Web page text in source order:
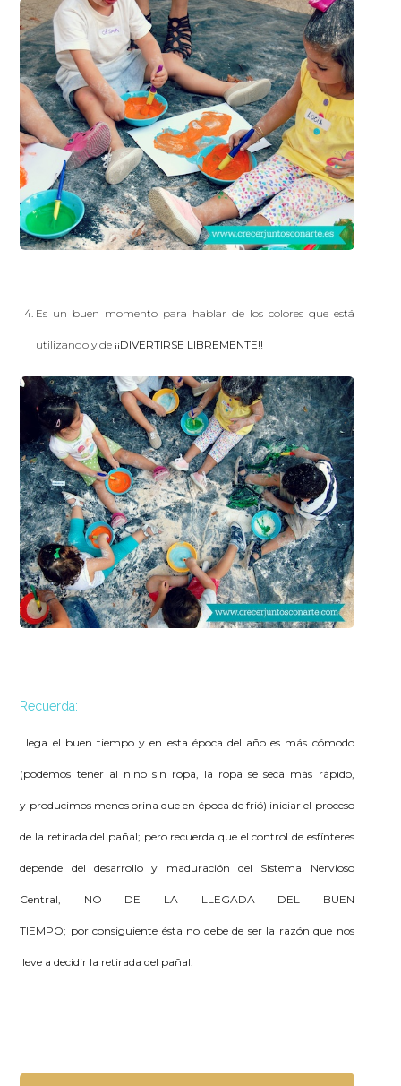
Es un buen momento para hablar de los colores que está
utilizando y de ¡¡DIVERTIRSE LIBREMENTE!!
Recuerda:
Llega el buen tiempo y en esta época del año es más cómodo
(podemos tener al niño sin ropa, la ropa se seca más rápido,
y producimos menos orina que en época de frió) iniciar el proceso
de la retirada del pañal; pero recuerda que elcontrol de esfínteres
depende del desarrollo y maduración del Sistema Nervioso
Central, NO DE LA LLEGADA DEL BUEN
TIEMPO; por consiguiente ésta no debe de ser la razón que nos
lleve a decidir la retirada del pañal.